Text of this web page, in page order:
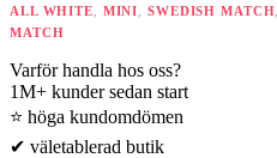
ALL WHITE
MINI SWEDISH MATCH
MATCH
Varför handla hos oss?
1M+ kunder sedan start
⭐ höga kundomdömen
✔ väletablerad butik